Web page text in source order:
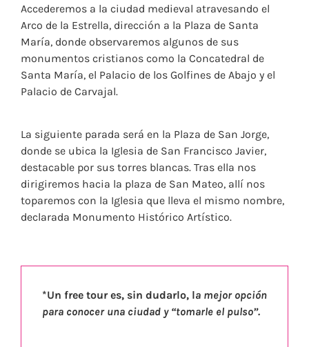
Accederemos a la ciudad medieval atravesando el
Arco de la Estrella, dirección a la Plaza de Santa
María, donde observaremos algunos de sus
monumentos cristianos como la Concatedral de
Santa María, el Palacio de los Golfines de Abajo y el
Palacio de Carvajal.
La siguiente parada será en la Plaza de San Jorge,
donde se ubica la Iglesia de San Francisco Javier,
destacable por sus torres blancas. Tras ella nos
dirigiremos hacia la plaza de San Mateo, allí nos
toparemos con la Iglesia que lleva el mismo nombre,
declarada Monumento Histórico Artístico.
*Un free tour es, sin dudarlo, la mejor opción
para conocer una ciudad y “tomarle el pulso”.